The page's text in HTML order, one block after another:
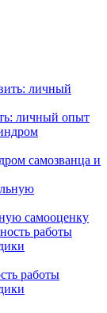
личный опыт
самозванца и
самооценку
работы